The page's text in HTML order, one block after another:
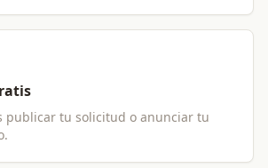
publicar tu solicitud o anunciar tu